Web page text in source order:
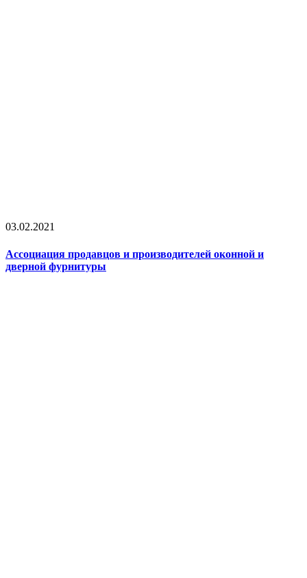
03.02.2021
Ассоциация продавцов и производителей оконной и
дверной фурнитуры